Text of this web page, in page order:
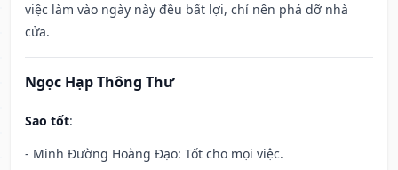
việc làm vào ngày này đều bất lợi, chỉ nên phá dỡ nhà
cửa.
Ngọc Hạp Thông Thư
Sao tốt:
- Minh Đường Hoàng Đạo: Tốt cho mọi việc.